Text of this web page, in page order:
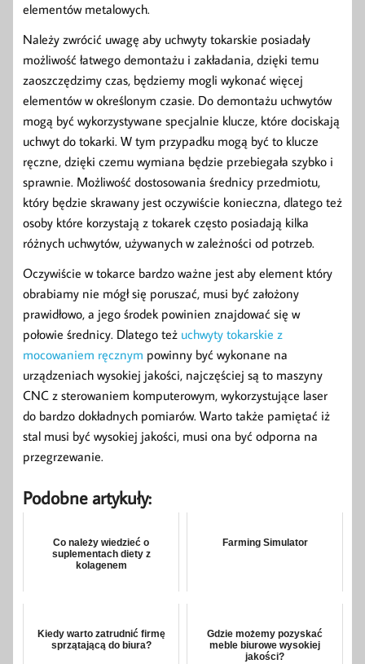
elementów metalowych.
Należy zwrócić uwagę aby uchwyty tokarskie posiadały
możliwość łatwego demontażu i zakładania, dzięki temu
zaoszczędzimy czas, będziemy mogli wykonać więcej
elementów w określonym czasie. Do demontażu uchwytów
mogą być wykorzystywane specjalnie klucze, które dociskają
uchwyt do tokarki. W tym przypadku mogą być to klucze
ręczne, dzięki czemu wymiana będzie przebiegała szybko i
sprawnie. Możliwość dostosowania średnicy przedmiotu,
który będzie skrawany jest oczywiście konieczna, dlatego też
osoby które korzystają z tokarek często posiadają kilka
różnych uchwytów, używanych w zależności od potrzeb.
Oczywiście w tokarce bardzo ważne jest aby element który
obrabiamy nie mógł się poruszać, musi być założony
prawidłowo, a jego środek powinien znajdować się w
połowie średnicy. Dlatego też uchwyty tokarskie z
mocowaniem ręcznym powinny być wykonane na
urządzeniach wysokiej jakości, najczęściej są to maszyny
CNC z sterowaniem komputerowym, wykorzystujące laser
do bardzo dokładnych pomiarów. Warto także pamiętać iż
stal musi być wysokiej jakości, musi ona być odporna na
przegrzewanie.
Podobne artykuły:
Co należy wiedzieć o
suplementach diety z
kolagenem
Farming Simulator
Kiedy warto zatrudnić firmę
sprzątającą do biura?
Gdzie możemy pozyskać
meble biurowe wysokiej
jakości?